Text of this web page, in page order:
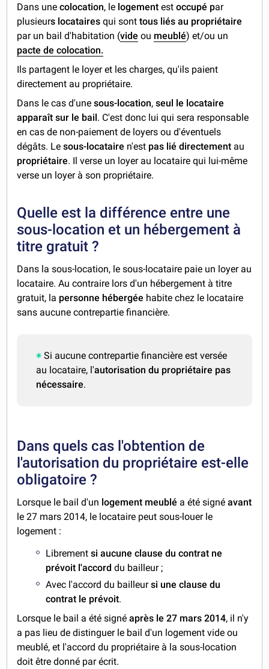
Dans unecolocation, le logementestoccupé par
plusieurs locataires qui sont tous liés au propriétaire
par un bail d'habitation (vide ou meublé) et/ou un
pacte de colocation.
Ils partagent le loyer et les charges, qu'ils paient
directement au propriétaire.
Dans le cas d'une sous-location,seul le locataire
apparaît sur le bail. C'est donc lui qui sera responsable
en cas de non-paiement de loyers ou d'éventuels
dégâts. Lesous-locataire n'est pas lié directement au
propriétaire. Il verse un loyer au locataire qui lui-même
verse un loyer à son propriétaire.
Quelle est la différence entre une
sous-location et un hébergement à
titre gratuit ?
Dans la sous-location, le sous-locataire paie un loyer au
locataire. Au contraire lors d'un hébergement à titre
gratuit, la personne hébergée habite chez le locataire
sans aucune contrepartie financière.
Si aucune contrepartie financière est versée
au locataire, l'autorisation du propriétaire pas
nécessaire.
Dans quels cas l'obtention de
l'autorisation du propriétaire est-elle
obligatoire ?
Lorsque le bail d'un logement meublé a été signéavant
le 27 mars 2014, le locataire peut sous-louer le
logement :
Librementsi aucune clause du contrat ne
prévoit l'accord du bailleur ;
Avec l'accord du bailleursi une clause du
contrat le prévoit.
Lorsque le bail a été signéaprès le 27 mars 2014, il n'y
a pas lieu de distinguer le bail d'un logement vide ou
meublé, et l'accord du propriétaire à la sous-location
doit être donné par écrit.